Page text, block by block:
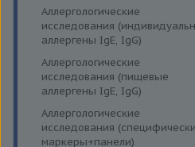
Аллергены животных
Аллергены пыльцы
Бытовые аллергены
Пищевые аллегрены
Аллергологические
исследования
аллергены IgE, IgG)
Аллергены гельминтов IgE
Аллергены деревьев IgE, IgG
Аллергены металлов IgE
Аллергологические
исследования (пищевые
аллергены IgE, IgG)
Пищевые аллегрены IgE
Пищевые аллегрены IgG
Аллергологические
исследования
маркеры+панели)